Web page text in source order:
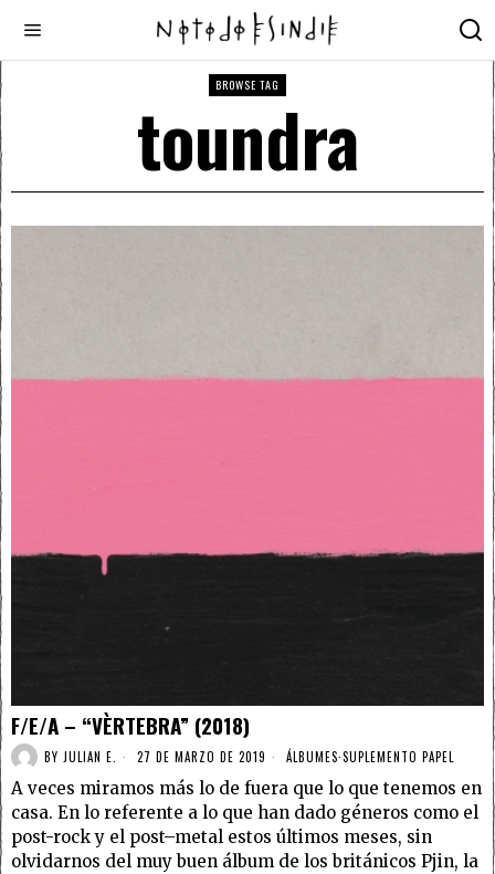
BROWSE TAG
toundra
F/E/A – “VÈRTEBRA” (2018)
BY JULIAN E. 27 DE MARZO DE 2019 ÁLBUMES·SUPLEMENTO PAPEL
A veces miramos más lo de fuera que lo que tenemos en
casa. En lo referente a lo que han dado géneros como el
post-rock y el post–metal estos últimos meses, sin
olvidarnos del muy buen álbum de los británicos Pjin, la